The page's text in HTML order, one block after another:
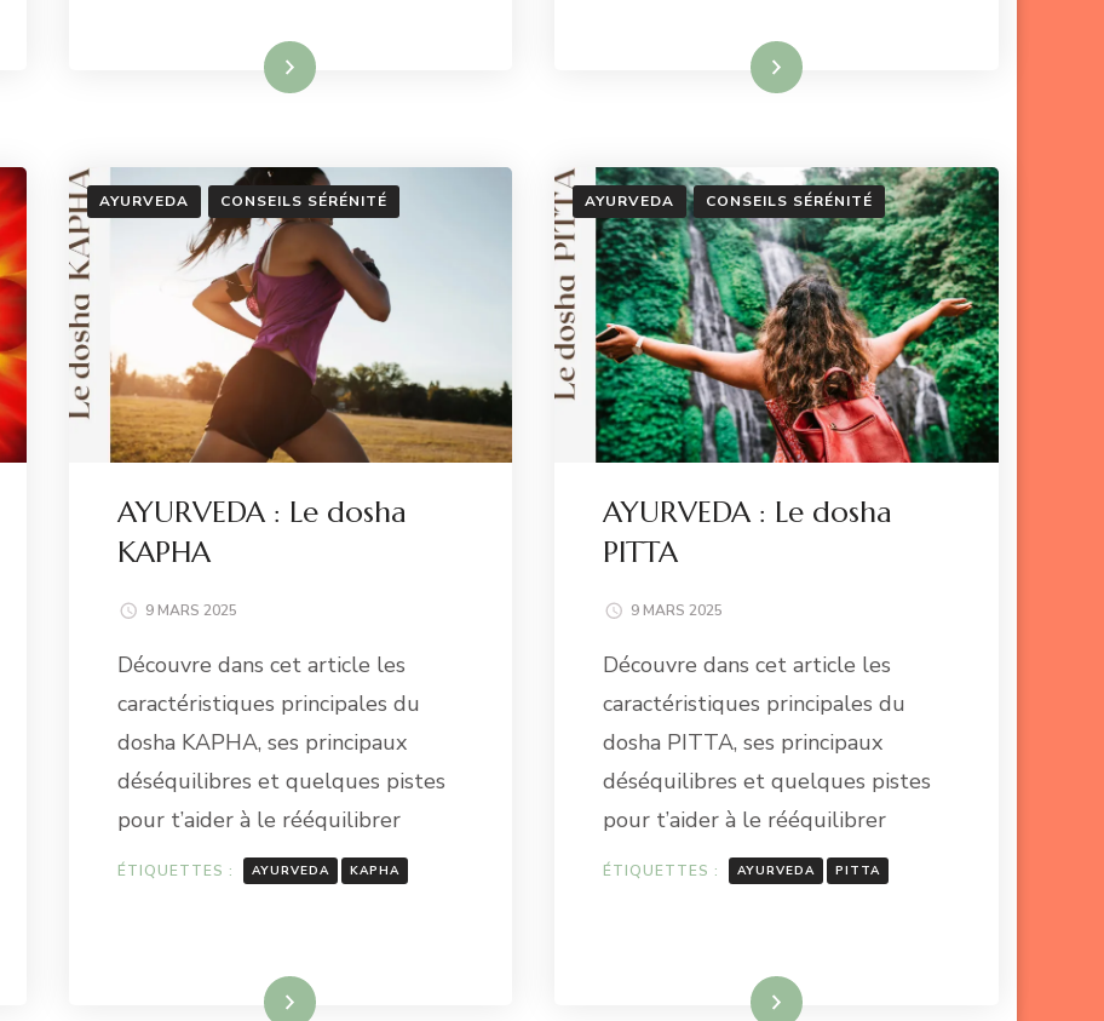
Lire la suite Lire la suite
AYURVEDA CONSEILS SÉRÉNITÉ
AYURVEDA : Le dosha
KAPHA
9 MARS 2025
Découvre dans cet article les
caractéristiques principales du
dosha KAPHA, ses principaux
déséquilibres et quelques pistes
pour t’aider à le rééquilibrer
ÉTIQUETTES : AYURVEDA KAPHA
Lire la suite
AYURVEDA CONSEILS SÉRÉNITÉ
AYURVEDA : Le dosha
PITTA
9 MARS 2025
Découvre dans cet article les
caractéristiques principales du
dosha PITTA, ses principaux
déséquilibres et quelques pistes
pour t’aider à le rééquilibrer
ÉTIQUETTES : AYURVEDA PITTA
Lire la suite